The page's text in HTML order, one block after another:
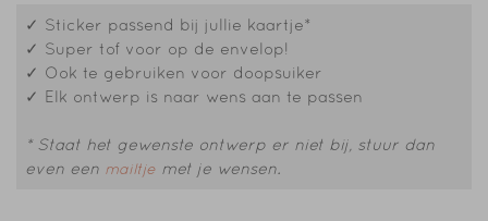
✓ Sticker passend bij jullie kaartje*
✓ Super tof voor op de envelop!
✓ Ook te gebruiken voor doopsuiker
✓ Elk ontwerp is naar wens aan te passen
* Staat het gewenste ontwerp er niet bij, stuur dan
even een mailtje met je wensen.